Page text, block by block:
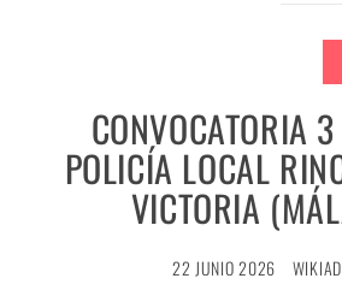
CONVOCATORIA
POLICÍA LOCAL
VICTORIA
22 JUNIO 2026